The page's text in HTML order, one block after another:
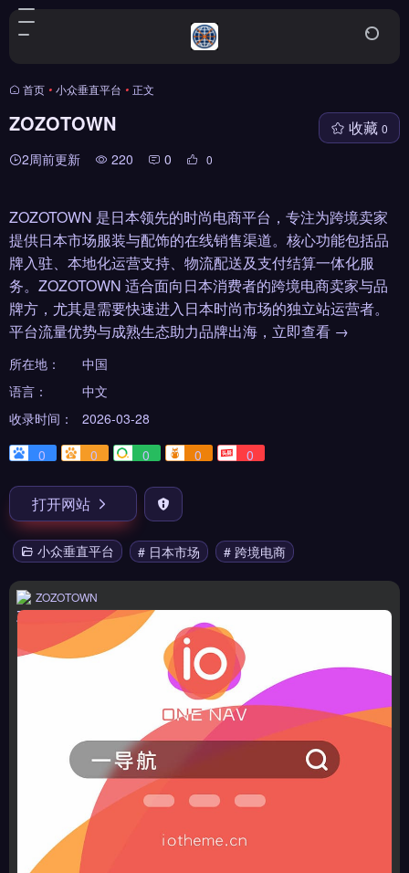
首页 • 小众垂直平台 • 正文
ZOZOTOWN
2周前更新 220 0 0
收藏 0
ZOZOTOWN 是日本领先的时尚电商平台，专注为跨境卖家
提供日本市场服装与配饰的在线销售渠道。核心功能包括品
牌入驻、本地化运营支持、物流配送及支付结算一体化服
务。ZOZOTOWN 适合面向日本消费者的跨境电商卖家与品
牌方，尤其是需要快速进入日本时尚市场的独立站运营者。
平台流量优势与成熟生态助力品牌出海，立即查看 →
所在地：
中国
语言：
中文
收录时间：
2026-03-28
0
0 0 0 0
打开网站
小众垂直平台 # 日本市场 # 跨境电商
ZOZOTOWN